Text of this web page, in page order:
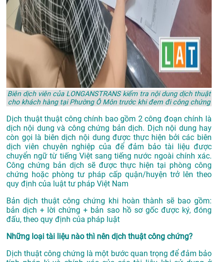
Biên dịch viên của LONGANSTRANS kiểm tra nội dung dịch thuật
cho khách hàng tại Phường Ô Môn trước khi đem đi công chứng
Dịch thuật thuật công chính bao gồm 2 công đoạn chính là
dịch nội dung và công chứng bản dịch. Dịch nội dung hay
còn gọi là biên dịch nội dung được thực hiện bởi các biên
dịch viên chuyên nghiệp của để đảm bảo tài liệu được
chuyển ngữ từ tiếng Việt sang tiếng nước ngoài chính xác.
Công chứng bản dịch sẽ được thực hiện tại phòng công
chứng hoặc phòng tư pháp cấp quận/huyện trở lên theo
quy định của luật tư pháp Việt Nam
Bản dịch thuật công chứng khi hoàn thành sẽ bao gồm:
bản dịch + lời chứng + bản sao hồ sơ gốc được ký, đóng
đấu, theo quy định của pháp luật
Những loại tài liệu nào thì nên dịch thuật công chứng?
Dịch thuật công chứng là một bước quan trọng để đảm bảo